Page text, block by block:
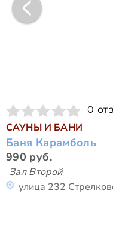
0
САУНЫ И БАНИ
Баня Карамболь
990 руб.
Зал Второй
улица 232